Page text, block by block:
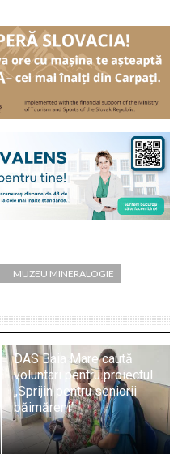
MUZEU MINERALOGIE
DAS Baia Mare caută
voluntari pentru proiectul
„Sprijin pentru seniorii
băimăreni”